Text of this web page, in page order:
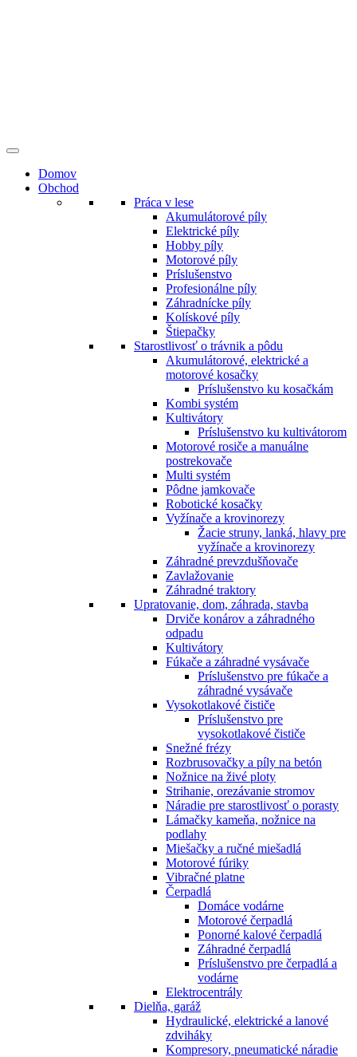
Domov
Obchod
Práca v lese
Akumulátorové píly
Elektrické píly
Hobby píly
Motorové píly
Príslušenstvo
Profesionálne píly
Záhradnícke píly
Kolískové píly
Štiepačky
Starostlivosť o trávnik a pôdu
Akumulátorové, elektrické a
motorové kosačky
Príslušenstvo ku kosačkám
Kombi systém
Kultivátory
Príslušenstvo ku kultivátorom
Motorové rosiče a manuálne
postrekovače
Multi systém
Pôdne jamkovače
Robotické kosačky
Vyžínače a krovinorezy
Žacie struny, lanká, hlavy pre
vyžínače a krovinorezy
Záhradné prevzdušňovače
Zavlažovanie
Záhradné traktory
Upratovanie, dom, záhrada, stavba
Drviče konárov a záhradného
odpadu
Kultivátory
Fúkače a záhradné vysávače
Príslušenstvo pre fúkače a
záhradné vysávače
Vysokotlakové čističe
Príslušenstvo pre
vysokotlakové čističe
Snežné frézy
Rozbrusovačky a píly na betón
Nožnice na živé ploty
Strihanie, orezávanie stromov
Náradie pre starostlivosť o porasty
Lámačky kameňa, nožnice na
podlahy
Miešačky a ručné miešadlá
Motorové fúriky
Vibračné platne
Čerpadlá
Domáce vodárne
Motorové čerpadlá
Ponorné kalové čerpadlá
Záhradné čerpadlá
Príslušenstvo pre čerpadlá a
vodárne
Elektrocentrály
Dielňa, garáž
Hydraulické, elektrické a lanové
zdviháky
Kompresory, pneumatické náradie